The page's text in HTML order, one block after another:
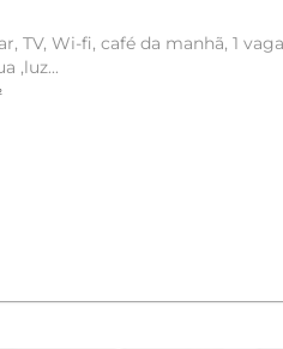
,luz...